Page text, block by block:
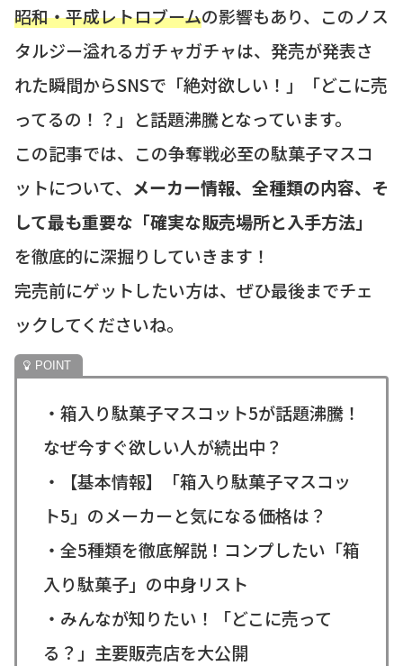
昭和・平成レトロブームの影響もあり、このノス
タルジー溢れるガチャガチャは、発売が発表さ
れた瞬間からSNSで「絶対欲しい！」「どこに売
ってるの！？」と話題沸騰となっています。
この記事では、この争奪戦必至の駄菓子マスコ
ットについて、 メーカー情報、全種類の内容、そ
して最も重要な「確実な販売場所と入手方法」
を徹底的に深掘りしていきます！
完売前にゲットしたい方は、ぜひ最後までチェ
ックしてくださいね。
・箱入り駄菓子マスコット5が話題沸騰！
なぜ今すぐ欲しい人が続出中？
・【基本情報】「箱入り駄菓子マスコッ
ト5」のメーカーと気になる価格は？
・全5種類を徹底解説！コンプしたい「箱
入り駄菓子」の中身リスト
・みんなが知りたい！「どこに売って
る？」主要販売店を大公開